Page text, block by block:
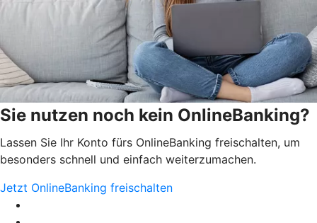
Sie nutzen noch kein OnlineBanking?
Lassen Sie Ihr Konto fürs OnlineBanking freischalten, um
besonders schnell und einfach weiterzumachen.
Jetzt OnlineBanking freischalten